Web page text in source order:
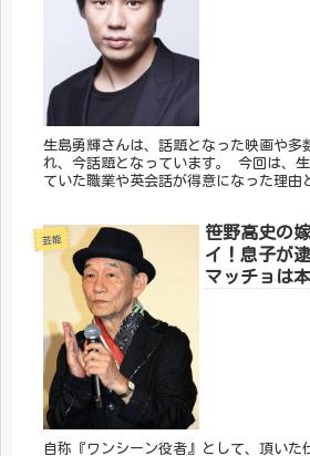
生島勇輝さんは、話題となった映画や多
れ、今話題となっています。 今回は、
ていた職業や英会話が得意になった理由
芸能
笹野高史の
イ！息子が
マッチョは本
自称『ワンシーン役者』として、頂いた